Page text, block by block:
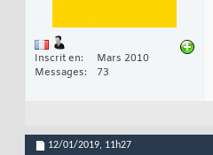
Inscrit en
Mars 2010
Messages
73
12/01/2019, 11h27